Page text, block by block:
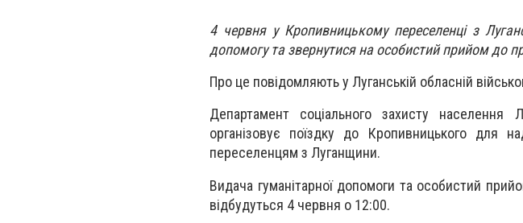
4 червня у Кропивницькому переселенці з
допомогу та звернутися на особистий прийом до
Про це повідомляють у Луганській обласній
Департамент соціального захисту населення
організовує поїздку до Кропивницького для
переселенцям з Луганщини.
Видача гуманітарної допомоги та особистий
відбудуться 4 червня о 12:00.